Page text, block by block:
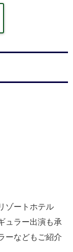
ゾートホテル
ュラー出演も承
ーなどもご紹介